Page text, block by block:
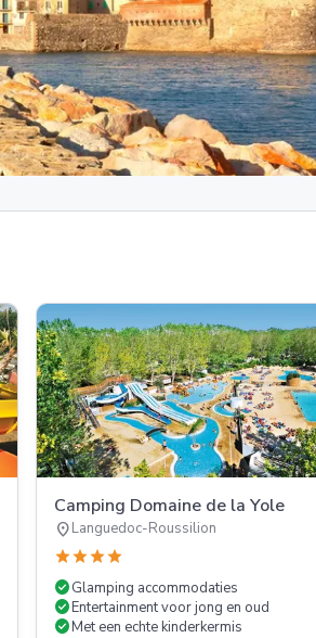
Camping Domaine de la Yole
location_onLanguedoc-Roussilion
starstarstarstar
check_circleGlamping accommodaties
check_circleEntertainment voor jong en oud
check_circleMet een echte kinderkermis